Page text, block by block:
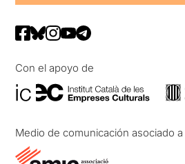
Con el apoyo de
Medio de comunicación asociado a